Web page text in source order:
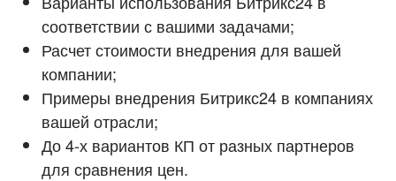
соответствии с вашими задачами;
Расчет стоимости внедрения для вашей
компании;
Примеры внедрения Битрикс24 в компаниях
вашей отрасли;
До 4-х вариантов КП от разных партнеров
для сравнения цен.